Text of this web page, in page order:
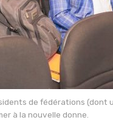
de fédérations (dont
à la nouvelle donne.